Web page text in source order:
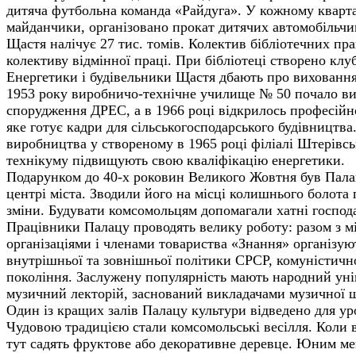
дитяча футбольна команда «Райдуга». У кожному
майданчики, організовано прокат дитячих
Щастя налічує 27 тис. томів. Колектив бібліотечних
колективу відмінної праці. При бібліотеці створено
Енергетики і будівельники Щастя дбають про
1953 року виробничо-технічне училище № 50 почало
спорудження ДРЕС, а в 1966 році відкрилось
яке готує кадри для сільськогосподарського
виробництва у створеному в 1965 році філіалі
технікуму підвищують свою кваліфікацію енергетики.
Подарунком до 40-х роковин Великого Жовтня був
центрі міста. Зводили його на місці колишнього болота
зміни. Будувати комсомольцям допомагали хатні
Працівники Палацу проводять велику роботу: разом з
організаціями і членами товариства «Знання»
внутрішньої та зовнішньої політики СРСР,
покоління. Заслужену популярність мають народний
музичний лекторій, заснований викладачами музичної
Один із кращих залів Палацу культури відведено для
Чудовою традицією стали комсомольські весілля. Коли
тут садять фруктове або декоративне деревце. Юним